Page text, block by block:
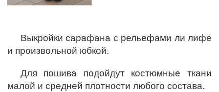
Выкройки сарафана с рельефами ли лифе
и произвольной юбкой.
Для пошива подойдут костюмные ткани
малой и средней плотности любого состава.